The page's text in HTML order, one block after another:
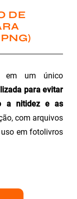
DE
em um único
para evitar
a nitidez e as
com arquivos
em fotolivros